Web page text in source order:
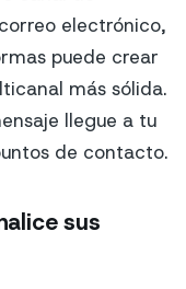
electrónico,
puede crear
más sólida.
llegue a tu
de contacto.
sus